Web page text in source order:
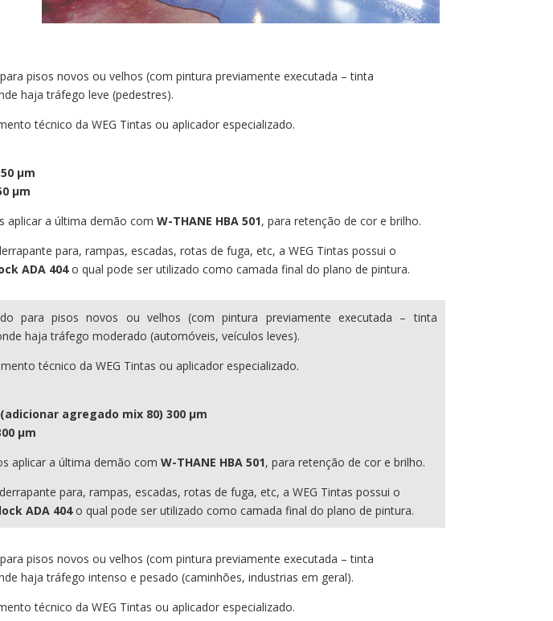
pisos novos ou velhos (com pintura previamente executada – tinta
haja tráfego leve (pedestres).
técnico da WEG Tintas ou aplicador especializado.
µm
µm
aplicar a última demão com W-THANE HBA 501, para retenção de cor e brilho.
para, rampas, escadas, rotas de fuga, etc, a WEG Tintas possui o
ADA 404o qual pode ser utilizado como camada final do plano de pintura.
para pisos novos ou velhos (com pintura previamente executada – tinta
haja tráfego moderado (automóveis, veículos leves).
técnico da WEG Tintas ou aplicador especializado.
agregado mix 80) 300 µm
µm
aplicar a última demão com W-THANE HBA 501, para retenção de cor e brilho.
para, rampas, escadas, rotas de fuga, etc, a WEG Tintas possui o
ADA 404o qual pode ser utilizado como camada final do plano de pintura.
pisos novos ou velhos (com pintura previamente executada – tinta
haja tráfego intenso e pesado (caminhões, industrias em geral).
técnico da WEG Tintas ou aplicador especializado.